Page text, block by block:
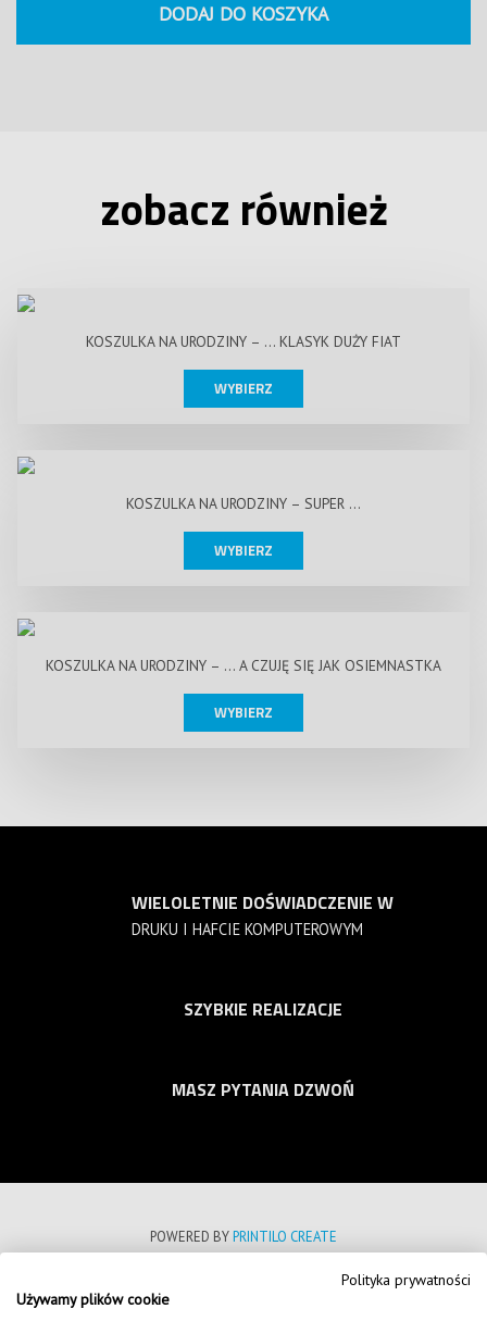
DODAJ DO KOSZYKA
zobacz również
KOSZULKA NA URODZINY – … KLASYK DUŻY FIAT
WYBIERZ
KOSZULKA NA URODZINY – SUPER …
WYBIERZ
KOSZULKA NA URODZINY – … A CZUJĘ SIĘ JAK OSIEMNASTKA
WYBIERZ
WIELOLETNIE DOŚWIADCZENIE W
DRUKU I HAFCIE KOMPUTEROWYM
SZYBKIE REALIZACJE
MASZ PYTANIA DZWOŃ
POWERED BYPRINTILO CREATE
Polityka prywatności
Używamy plików cookie